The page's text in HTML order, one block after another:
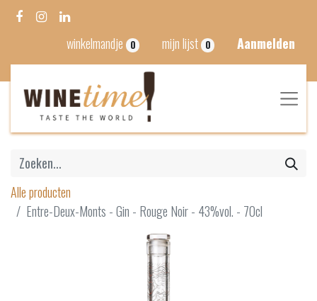
winkelmandje 0 mijn lijst 0 Aanmelden
Alle producten
Entre-Deux-Monts - Gin - Rouge Noir - 43%vol. - 70cl